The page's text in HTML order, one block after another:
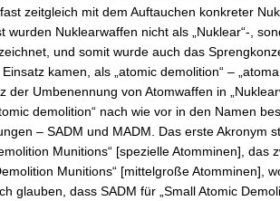
zeitgleich mit dem Auftauchen konkreter
wurden Nuklearwaffen nicht als „Nuklear“-,
und somit wurde auch das
kamen, als „atomic demolition“ –
der Umbenennung von Atomwaffen in
demolition“ nach wie vor in den Namen
– SADM und MADM. Das erste Akronym
Munitions“ [spezielle Atomminen], das
Munitions“ [mittelgroße Atomminen],
glauben, dass SADM für „Small Atomic